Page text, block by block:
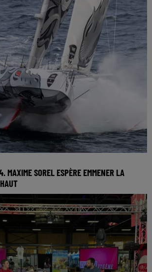
Plard, responsable du service
habitat
MAXIME SOREL ESPÈRE EMMENER LA
VandB - Monbana - Mayenne,
être dans la bagarre jusqu'au bout pour
ou mieux. Il faudra,...